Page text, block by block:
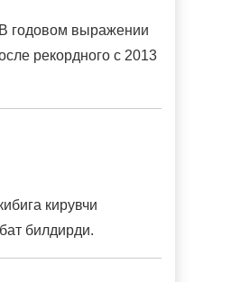
годовом выражении
рекордного с 2013
кирувчи
билдирди.